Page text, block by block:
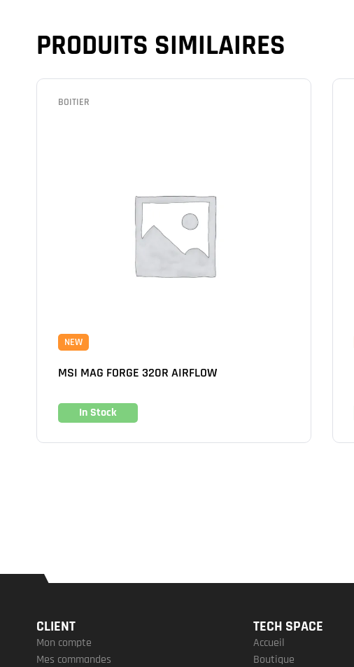
PRODUITS SIMILAIRES
BOITIER
NEW
MSI MAG FORGE 320R AIRFLOW
In Stock
CLIENT
Mon compte
Mes commandes
TECH SPACE
Accueil
Boutique